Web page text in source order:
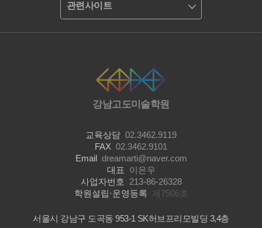
관련사이트
강남고도미술학원
교육상담 02.3462.9119
FAX 02.3462.9101
Email dreamarti@naver.com
대표
이은우
사업자번호
213-86-26328
학원설립·운영등록 제7506호
서울시 강남구 도곡동 953-1 SK허브프리모빌딩 3,4층